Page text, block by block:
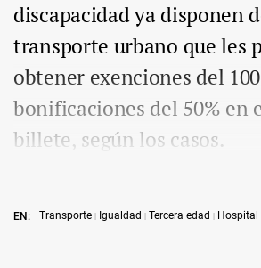
EN: Transporte Igualdad Tercera edad Hospital
discapacidad ya disponen
transporte urbano que les
obtener exenciones del
bonificaciones del 50% en
billete, según los casos.